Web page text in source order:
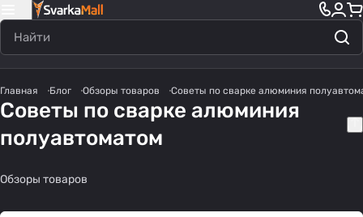
Главная Блог Обзоры товаров Советы по сварке алюминия
Советы по сварке алюминия
полуавтоматом
Обзоры товаров